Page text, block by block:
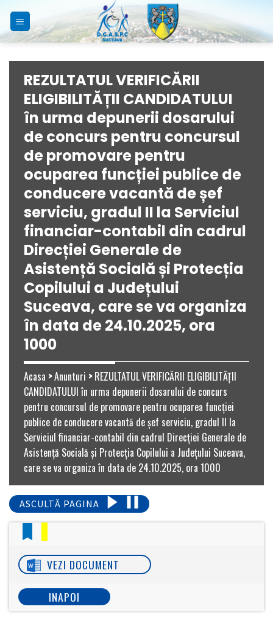
content
REZULTATUL VERIFICĂRII
ELIGIBILITĂȚII CANDIDATULUI
în urma depunerii dosarului
de concurs pentru concursul
de promovare pentru
ocuparea funcției publice de
conducere vacantă de șef
serviciu, gradul II la Serviciul
financiar-contabil din cadrul
Direcției Generale de
Asistență Socială și Protecția
Copilului a Județului
Suceava, care se va organiza
în data de 24.10.2025, ora
1000
Acasa >Anunturi >REZULTATUL VERIFICĂRII ELIGIBILITĂȚII
CANDIDATULUI în urma depunerii dosarului de concurs
pentru concursul de promovare pentru ocuparea funcției
publice de conducere vacantă de șef serviciu, gradul II la
Serviciul financiar-contabil din cadrul Direcției Generale de
Asistență Socială și Protecția Copilului a Județului Suceava,
care se va organiza în data de 24.10.2025, ora 1000
ASCULTĂ PAGINA
VEZI DOCUMENT
INAPOI